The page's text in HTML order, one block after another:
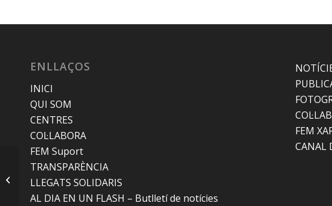
ENLLAÇOS
INICI
QUI SOM
CENTRES
COL·LABORA
FEM Suport
TRANSPARÈNCIA
LLEGATS SOLIDARIS
AL DIA EN UN FLASH – Butlletí de notícies
FEM
CANAL
LLAR RESIDÈNCIA – LA RONDA